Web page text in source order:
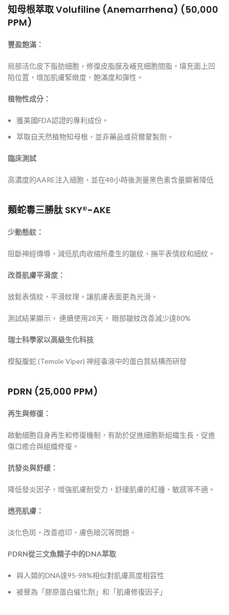
知母根萃取 Volufiline (Anemarrhena) (50,000
PPM)
豐盈飽滿：
局部活化皮下脂肪細胞，修復皮脂膜及補充細胞間脂，填充面上凹
陷位置，增加肌膚緊緻度、飽滿度和彈性。
植物性成分：
獲美國FDA認證的專利成份。
萃取自天然植物知母根，並非藥品或荷爾蒙製劑。
臨床測試
高濃度的AARE注入細胞，並在48小時後測量黑色素含量顯著降低
類蛇毒三勝肽 SKY®-AKE
少動態紋：
阻斷神經傳導，減低肌肉收縮所產生的皺紋，撫平表情紋和細紋。
改善肌膚平滑度：
放鬆表情紋，平滑紋理，讓肌膚表面更為光滑。
測試結果顯示， 連續使用28天， 眼部皺紋改善減少達80%
瑞士科學家以高級生化科技
模擬腹蛇 (Temole Viper) 神經毒液中的蛋白質結構而研發
PDRN (25,000 PPM)
再生與修復：
啟動細胞自身再生和修復機制，有助於促進細胞新組織生長，促進
傷口癒合與組織修復。
抗發炎與舒緩：
降低發炎因子，增強肌膚耐受力，舒緩肌膚的紅腫、敏感等不適。
透亮肌膚：
淡化色斑，改善痘印、膚色暗沉等問題。
PDRN從三文魚精子中的DNA萃取
與人類的DNA達95-98%相似對肌膚高度相容性
被譽為「膠原蛋白催化劑」和「肌膚修復因子」